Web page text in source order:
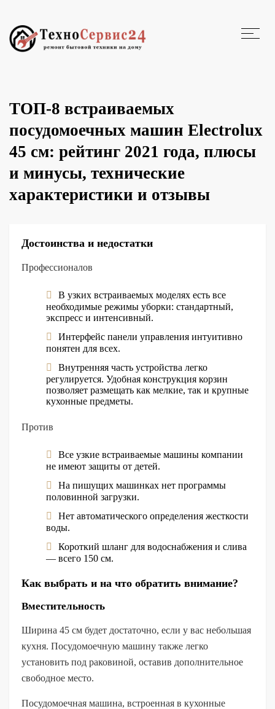
ТОП-8 встраиваемых
посудомоечных машин Electrolux
45 см: рейтинг 2021 года, плюсы
и минусы, технические
характеристики и отзывы
Достоинства и недостатки
Профессионалов
В узких встраиваемых моделях есть все
необходимые режимы уборки: стандартный,
экспресс и интенсивный.
Интерфейс панели управления интуитивно
понятен для всех.
Внутренняя часть устройства легко
регулируется. Удобная конструкция корзин
позволяет размещать как мелкие, так и крупные
кухонные предметы.
Против
Все узкие встраиваемые машины компании
не имеют защиты от детей.
На пишущих машинках нет программы
половинной загрузки.
Нет автоматического определения жесткости
воды.
Короткий шланг для водоснабжения и слива
— всего 150 см.
Как выбрать и на что обратить внимание?
Вместительность
Ширина 45 см будет достаточно, если у вас небольшая
кухня. Посудомоечную машину также легко
установить под раковиной, оставив дополнительное
свободное место.
Посудомоечная машина, встроенная в кухонные